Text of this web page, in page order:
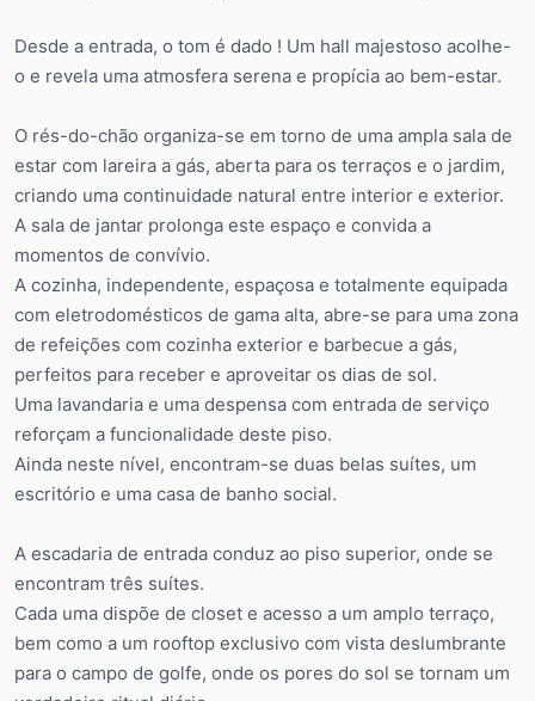
Desde a entrada, o tom é dado ! Um hall majestoso acolhe-
o e revela uma atmosfera serena e propícia ao bem-estar.
O rés-do-chão organiza-se em torno de uma ampla sala de
estar com lareira a gás, aberta para os terraços e o jardim,
criando uma continuidade natural entre interior e exterior.
A sala de jantar prolonga este espaço e convida a
momentos de convívio.
A cozinha, independente, espaçosa e totalmente equipada
com eletrodomésticos de gama alta, abre-se para uma zona
de refeições com cozinha exterior e barbecue a gás,
perfeitos para receber e aproveitar os dias de sol.
Uma lavandaria e uma despensa com entrada de serviço
reforçam a funcionalidade deste piso.
Ainda neste nível, encontram-se duas belas suítes, um
escritório e uma casa de banho social.
A escadaria de entrada conduz ao piso superior, onde se
encontram três suítes.
Cada uma dispõe de closet e acesso a um amplo terraço,
bem como a um rooftop exclusivo com vista deslumbrante
para o campo de golfe, onde os pores do sol se tornam um